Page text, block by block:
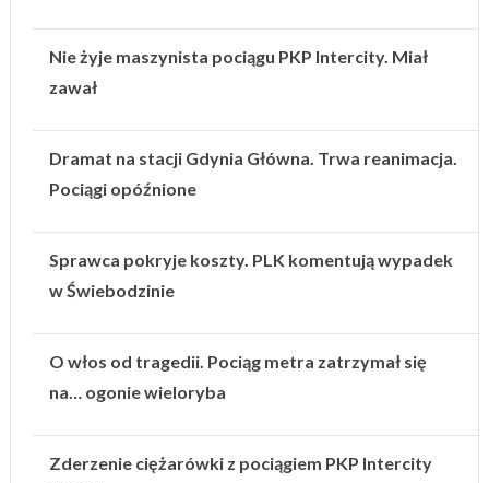
Nie żyje maszynista pociągu PKP Intercity. Miał
zawał
Dramat na stacji Gdynia Główna. Trwa reanimacja.
Pociągi opóźnione
Sprawca pokryje koszty. PLK komentują wypadek
w Świebodzinie
O włos od tragedii. Pociąg metra zatrzymał się
na… ogonie wieloryba
Zderzenie ciężarówki z pociągiem PKP Intercity